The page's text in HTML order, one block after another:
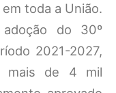
toda a União.
do 30º
2021-2027,
mais de 4 mil